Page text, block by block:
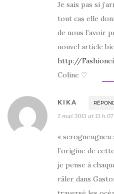
Je sais pas si
tout cas elle
de nous l’avoir
nouvel article
http://
Coline ♡
KIKA
2 mai 2013 at 13 h
« scrogneugneu
l’origine de
je pense à
râler dans